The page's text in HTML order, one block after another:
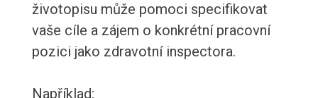
životopisu může pomoci specifikovat
vaše cíle a zájem o konkrétní pracovní
pozici jako zdravotní inspectora.
Například: